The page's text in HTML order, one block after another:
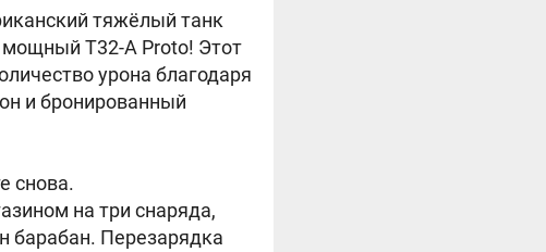
тяжёлый танк
мощный T32-A Proto! Этот
урона благодаря
и бронированный
снова.
на три снаряда,
барабан. Перезарядка